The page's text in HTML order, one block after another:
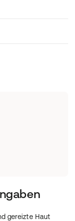
gereizte Haut